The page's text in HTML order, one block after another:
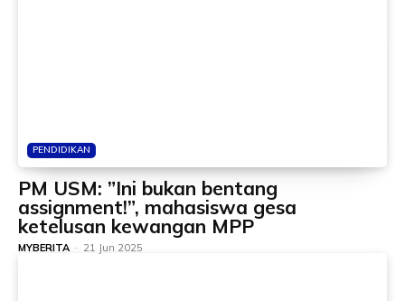
PENDIDIKAN
PM USM: ”Ini bukan bentang
assignment!”, mahasiswa gesa
ketelusan kewangan MPP
MYBERITA - 21 Jun 2025